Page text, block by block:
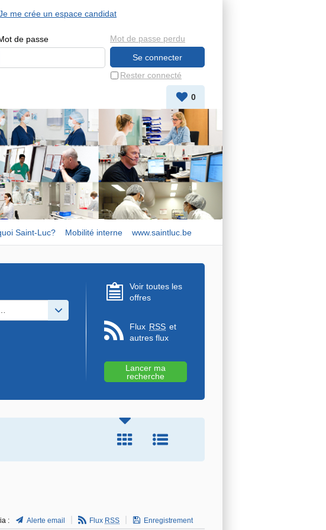
de passe
Rester connecté
Mot de passe perdu
me crée un espace candidat
0
Saint-Luc? Mobilité interne www.saintluc.be
une ou des valeurs
Voir toutes les
offres
Flux RSS et
autres flux
: Alerte email Flux RSS Enregistrement